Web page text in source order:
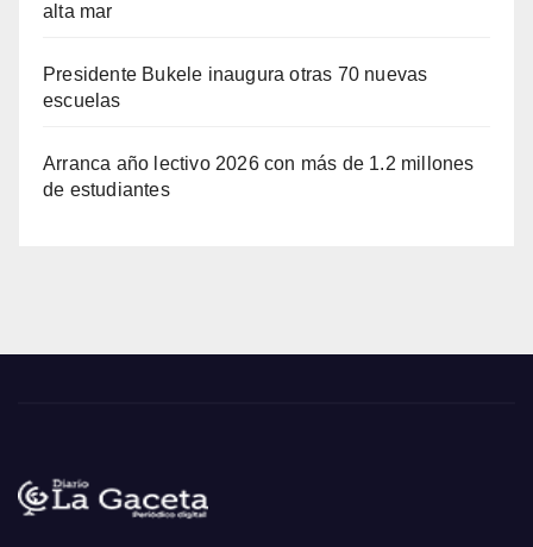
alta mar
Presidente Bukele inaugura otras 70 nuevas
escuelas
Arranca año lectivo 2026 con más de 1.2 millones
de estudiantes